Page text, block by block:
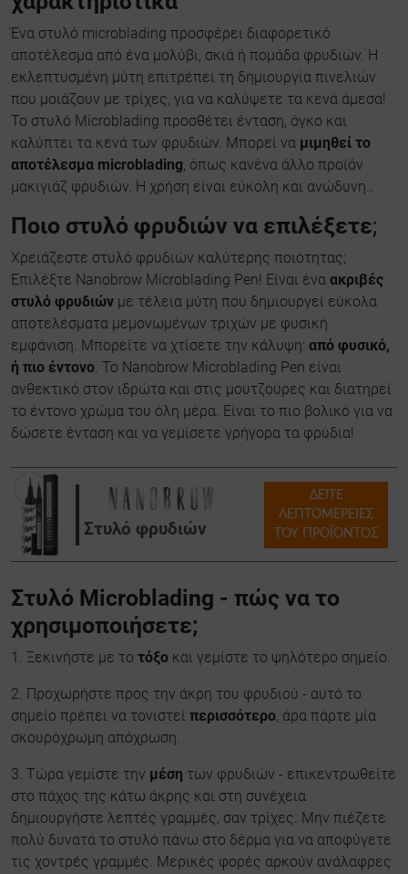
Ένα στυλό microblading προσφέρει διαφορετικό
αποτέλεσμα από ένα μολύβι, σκιά ή πομάδα φρυδιών. Η
εκλεπτυσμένη μύτη επιτρέπει τη δημιουργία πινελιών
που μοιάζουν με τρίχες, για να καλύψετε τα κενά άμεσα!
Το στυλό Microblading προσθέτει ένταση, όγκο και
καλύπτει τα κενά των φρυδιών. Μπορεί να μιμηθεί το
αποτέλεσμα microblading, όπως κανένα άλλο προϊόν
μακιγιάζ φρυδιών. Η χρήση είναι εύκολη και ανώδυνη..
Ποιο στυλό φρυδιών να επιλέξετε;
Χρειάζεστε στυλό φρυδιών καλύτερης ποιότητας;
Επιλέξτε Nanobrow Microblading Pen! Είναι ένα ακριβές
στυλό φρυδιών με τέλεια μύτη που δημιουργεί εύκολα
αποτελέσματα μεμονωμένων τριχών με φυσική
εμφάνιση. Μπορείτε να χτίσετε την κάλυψη: από φυσικό,
ή πιο έντονο. Το Nanobrow Microblading Pen είναι
ανθεκτικό στον ιδρώτα και στις μουτζούρες και διατηρεί
το έντονο χρώμα του όλη μέρα. Είναι το πιο βολικό για να
δώσετε ένταση και να γεμίσετε γρήγορα τα φρύδια!
Στυλό φρυδιών
ΔΕΊΤΕ
ΛΕΠΤΟΜΈΡΕΙΕΣ
ΤΟΥ ΠΡΟΪΌΝΤΟΣ
Στυλό Microblading - πώς να το
χρησιμοποιήσετε;
1. Ξεκινήστε με το τόξο και γεμίστε το ψηλότερο σημείο.
2. Προχωρήστε προς την άκρη του φρυδιού - αυτό το
σημείο πρέπει να τονιστεί περισσότερο, άρα πάρτε μία
σκουρόχρωμη απόχρωση.
3. Τώρα γεμίστε την μέση των φρυδιών - επικεντρωθείτε
στο πάχος της κάτω άκρης και στη συνέχεια
δημιουργήστε λεπτές γραμμές, σαν τρίχες. Μην πιέζετε
πολύ δυνατά το στυλό πάνω στο δέρμα για να αποφύγετε
τις χοντρές γραμμές. Μερικές φορές αρκούν ανάλαφρες